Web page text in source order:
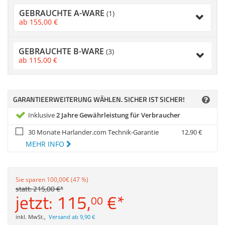
Anmelden | Registrieren
GEBRAUCHTE A-WARE (1)
ab 155,00 €
GEBRAUCHTE B-WARE (3)
ab 115,00 €
GARANTIEERWEITERUNG WÄHLEN. SICHER IST SICHER!
Inklusive2 Jahre Gewährleistung für Verbraucher
30 Monate Harlander.com Technik-Garantie
12,90€
MEHR INFO
Sie sparen 100,00€ (47 %)
statt:215,00€*
jetzt: 115,00 €*
inkl. MwSt., Versand ab 9,90 €